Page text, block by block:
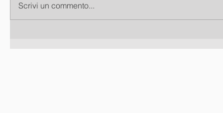
Scrivi un commento...